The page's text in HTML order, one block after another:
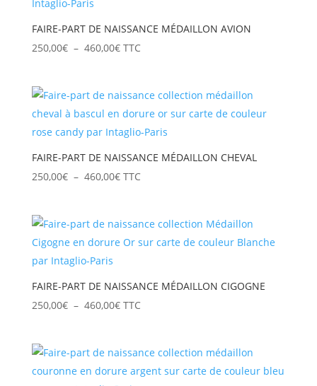
FAIRE-PART DE NAISSANCE MÉDAILLON AVION
250,00€ – 460,00€Plage
250,00€
à
460,00€
TTC
FAIRE-PART DE NAISSANCE MÉDAILLON CHEVAL
250,00€ – 460,00€Plage
250,00€
à
TTC
FAIRE-PART DE NAISSANCE MÉDAILLON CIGOGNE
250,00€ – 460,00€Plage
250,00€
à
TTC